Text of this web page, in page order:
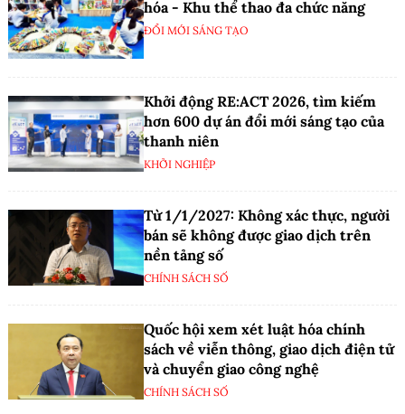
hóa - Khu thể thao đa chức năng
ĐỔI MỚI SÁNG TẠO
Khởi động RE:ACT 2026, tìm kiếm
hơn 600 dự án đổi mới sáng tạo của
thanh niên
KHỞI NGHIỆP
Từ 1/1/2027: Không xác thực, người
bán sẽ không được giao dịch trên
nền tảng số
CHÍNH SÁCH SỐ
Quốc hội xem xét luật hóa chính
sách về viễn thông, giao dịch điện tử
và chuyển giao công nghệ
CHÍNH SÁCH SỐ